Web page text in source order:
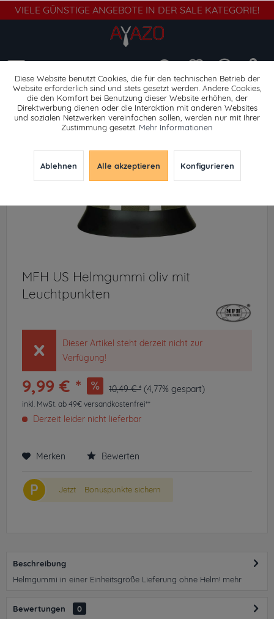
VIELE GÜNSTIGE ANGEBOTE IN DER SALE KATEGORIE!
Helme
MFH US Helmgummi oliv mit
Leuchtpunkten
Dieser Artikel steht derzeit nicht zur
Verfügung!
9,99 € * 10,49 € * (4,77% gespart)
inkl. MwSt. ab 49€ versandkostenfrei**
Derzeit leider nicht lieferbar
Merken Bewerten
P Jetzt Bonuspunkte sichern
Beschreibung
Helmgummi in einer Einheitsgröße Lieferung ohne Helm! mehr
Bewertungen
0
Diese Website benutzt Cookies, die für den technischen Betrieb der
Website erforderlich sind und stets gesetzt werden. Andere Cookies,
die den Komfort bei Benutzung dieser Website erhöhen, der
Direktwerbung dienen oder die Interaktion mit anderen Websites
und sozialen Netzwerken vereinfachen sollen, werden nur mit Ihrer
Zustimmung gesetzt. Mehr Informationen
Ablehnen Alle akzeptieren Konfigurieren